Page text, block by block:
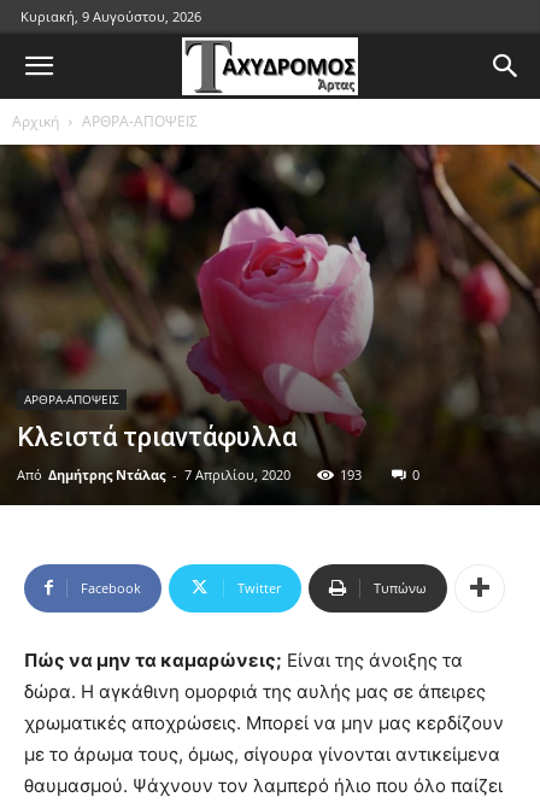
Κυριακή, 9 Αυγούστου, 2026
Αρχική ΑΡΘΡΑ-ΑΠΟΨΕΙΣ
ΑΡΘΡΑ-ΑΠΟΨΕΙΣ
Κλειστά τριαντάφυλλα
Από Δημήτρης Ντάλας - 7 Απριλίου, 2020 193 0
Facebook Twitter Τυπώνω
Πώς να μην τα καμαρώνεις; Είναι της άνοιξης τα
δώρα. Η αγκάθινη ομορφιά της αυλής μας σε άπειρες
χρωματικές αποχρώσεις. Μπορεί να μην μας κερδίζουν
με το άρωμα τους, όμως, σίγουρα γίνονται αντικείμενα
θαυμασμού. Ψάχνουν τον λαμπερό ήλιο που όλο παίζει